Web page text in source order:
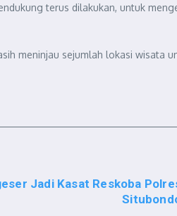
terus dilakukan, untuk
meninjau sejumlah lokasi wisata
Jadi Kasat Reskoba